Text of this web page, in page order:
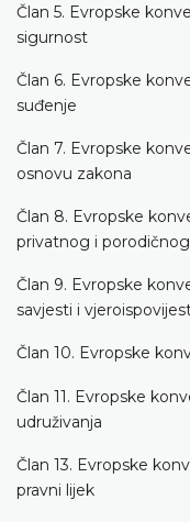
Član 5. Evropske
sigurnost
Član 6. Evropske
suđenje
Član 7. Evropske
osnovu zakona
Član 8. Evropske
privatnog i
Član 9. Evropske
savjesti i
Član 10. Evropske
Član 11. Evropske
udruživanja
Član 13. Evropske
pravni lijek